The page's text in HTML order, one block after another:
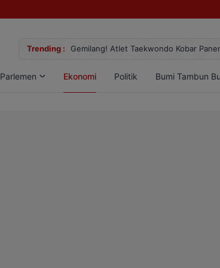
Trending : Gemilang! Atlet Taekwondo Kobar
Parlemen Ekonomi Politik Bumi Tambun